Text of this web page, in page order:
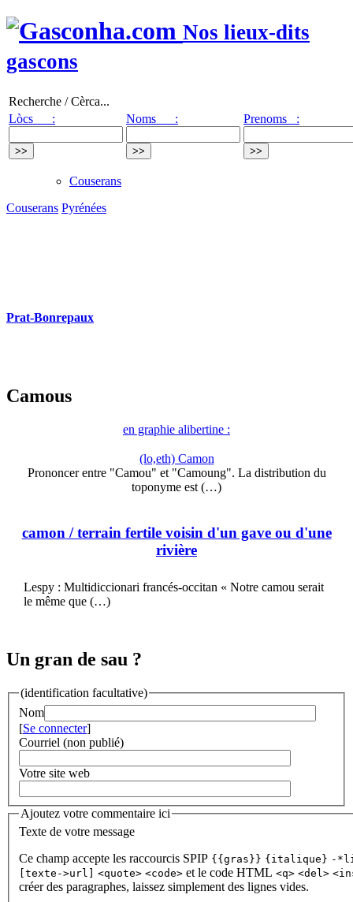
Nos lieux-dits
gascons
Recherche / Cèrca...
Lòcs :
Noms : Prenoms :
Couserans
Couserans Pyrénées
Prat-Bonrepaux
Camous
en graphie alibertine :
(lo,eth) Camon
Prononcer entre "Camou" et "Camoung". La distribution du
toponyme est (…)
camon / terrain fertile voisin d'un gave ou d'une
rivière
Lespy : Multidiccionari francés-occitan « Notre camou serait
le même que (…)
Un gran de sau ?
(identification facultative)
Nom
[Se connecter]
Courriel (non publié)
Votre site web
Ajoutez votre commentaire ici
Texte de votre message
Ce champ accepte les raccourcis SPIP {{gras}} {italique} -
[texte->url]
<quote> <code> et le code HTML <q> <del>
créer des paragraphes, laissez simplement des lignes vides.